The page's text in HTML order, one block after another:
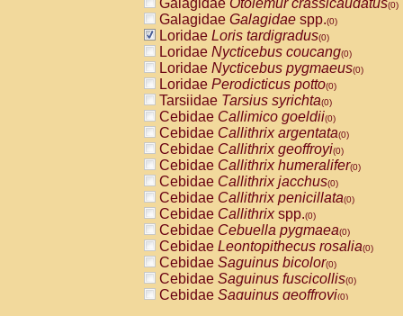
Galagidae Otolemur crassicaudatus(0)
Galagidae Galagidae spp.(0)
Loridae Loris tardigradus(0)
Loridae Nycticebus coucang(0)
Loridae Nycticebus pygmaeus(0)
Loridae Perodicticus potto(0)
Tarsiidae Tarsius syrichta(0)
Cebidae Callimico goeldii(0)
Cebidae Callithrix argentata(0)
Cebidae Callithrix geoffroyi(0)
Cebidae Callithrix humeralifer(0)
Cebidae Callithrix jacchus(0)
Cebidae Callithrix penicillata(0)
Cebidae Callithrixspp.(0)
Cebidae Cebuella pygmaea(0)
Cebidae Leontopithecus rosalia(0)
Cebidae Saguinus bicolor(0)
Cebidae Saguinus fuscicollis(0)
Cebidae Saguinus geoffroyi(0)